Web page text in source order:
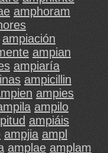
amphoram
ampiación
ampian
ampiaría
ampicillin
ampies
ampilo
ampiáis
ampjia ampl
amplae amplam